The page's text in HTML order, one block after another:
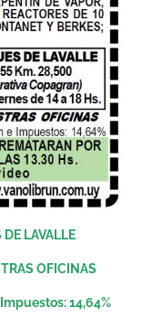
LAVALLE
OFICINAS
14,64%